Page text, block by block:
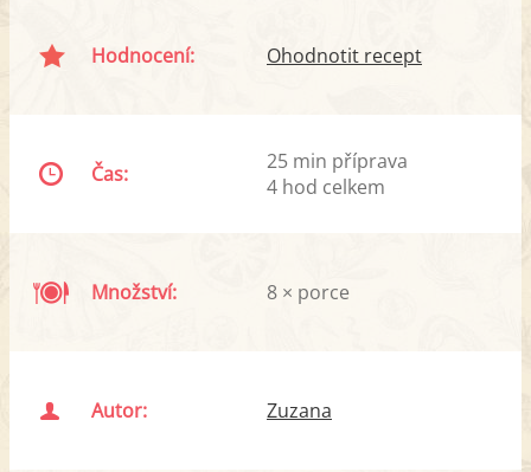
Hodnocení: Ohodnotit recept
Čas:
25 min příprava
4 hod celkem
Množství: 8 × porce
Autor: Zuzana